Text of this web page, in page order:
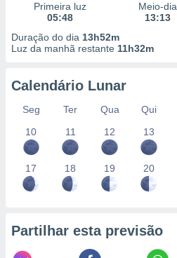
Primeira luz
05:48
Meio-dia
13:13
Duração do dia 13h52m
Luz da manhã restante 11h32m
Calendário Lunar
Seg Ter Qua Qui
10
11 12 13
17 18 19 20
Partilhar esta previsão